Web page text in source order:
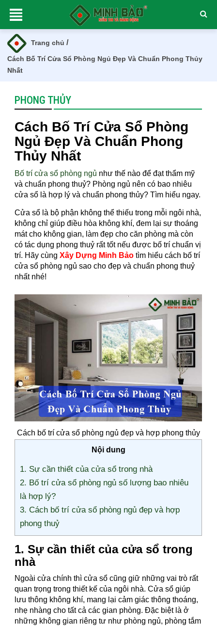
Trang chủ /
Cách Bố Trí Cửa Sổ Phòng Ngủ Đẹp Và Chuẩn Phong Thủy
Nhất
PHONG THỦY
Cách Bố Trí Cửa Sổ Phòng
Ngủ Đẹp Và Chuẩn Phong
Thủy Nhất
Bố trí cửa sổ phòng ngủ như thế nào để đạt thẩm mỹ
và chuẩn phong thuỷ? Phòng ngủ nên có bao nhiêu
cửa sổ là hợp lý và chuẩn phong thủy? Tìm hiểu ngay.
Cửa sổ là bộ phận không thể thiếu trong mỗi ngôi nhà,
không chỉ giúp điều hòa không khí, đem lại sự thoáng
mát cho không gian, làm đẹp cho căn phòng mà còn
có tác dụng phong thuỷ rất tốt nếu được bố trí chuẩn vị
trí. Hãy cùng Xây Dựng Minh Bảo tìm hiểu cách bố trí
cửa sổ phòng ngủ sao cho đẹp và chuẩn phong thuỷ
nhất nhé!
Cách bố trí cửa sổ phòng ngủ đẹp và hợp phong thủy
Nội dung
1. Sự cần thiết của cửa sổ trong nhà
2. Bố trí cửa sổ phòng ngủ số lượng bao nhiêu
là hợp lý?
3. Cách bố trí cửa sổ phòng ngủ đẹp và hợp
phong thuỷ
1. Sự cần thiết của cửa sổ trong
nhà
Ngoài cửa chính thì cửa sổ cũng giữ những vai trò rất
quan trọng trong thiết kế của ngôi nhà. Cửa sổ giúp
lưu thông không khí, mang lại cảm giác thông thoáng,
nhẹ nhàng cho tất cả các gian phòng. Đặc biệt là ở
những không gian riêng tư như phòng ngủ, phòng tắm